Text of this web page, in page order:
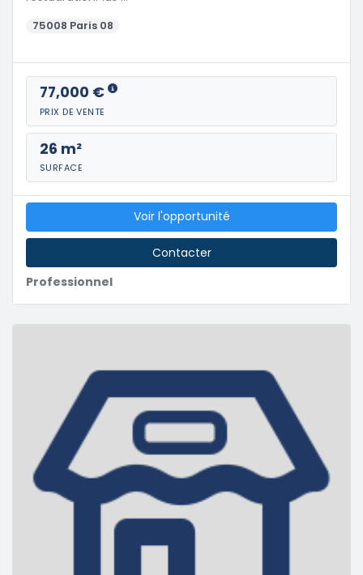
75008 Paris 08
77,000 €
PRIX DE VENTE
26 m²
SURFACE
Professionnel
Voir l'opportunité
Contacter